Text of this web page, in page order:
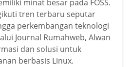
minat besar pada FOSS.
tren terbaru seputar
perkembangan teknologi
Journal Rumahweb, Alwan
dan solusi untuk
berbasis Linux.